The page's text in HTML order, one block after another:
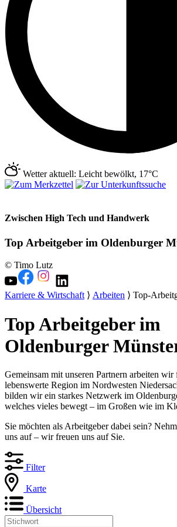
Wetter aktuell: Leicht bewölkt, 17°C
Zwischen High Tech und Handwerk
Top Arbeitgeber im Oldenburger
© Timo Lutz
Karriere & Wirtschaft⟩ Arbeiten ⟩ Top-
Top Arbeitgeber im
Oldenburger
Gemeinsam mit unseren Partnern arbeiten wir
lebenswerte Region im Nordwesten
bilden wir ein starkes Netzwerk im
welches vieles bewegt – im Großen wie im
Sie möchten als Arbeitgeber dabei sein?
uns auf – wir freuen uns auf Sie.
Filter
Karte
Übersicht